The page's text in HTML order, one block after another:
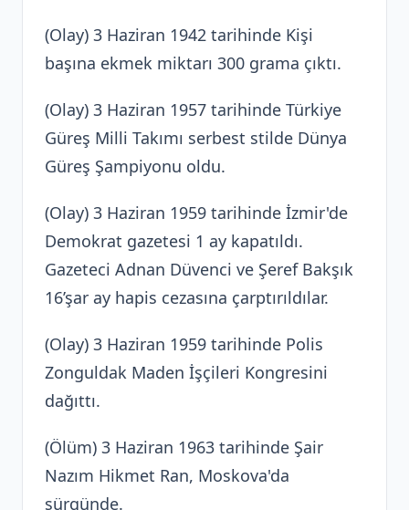
(Olay) 3 Haziran 1942 tarihinde Kişi
başına ekmek miktarı 300 grama çıktı.
(Olay) 3 Haziran 1957 tarihinde Türkiye
Güreş Milli Takımı serbest stilde Dünya
Güreş Şampiyonu oldu.
(Olay) 3 Haziran 1959 tarihinde İzmir'de
Demokrat gazetesi 1 ay kapatıldı.
Gazeteci Adnan Düvenci ve Şeref Bakşık
16’şar ay hapis cezasına çarptırıldılar.
(Olay) 3 Haziran 1959 tarihinde Polis
Zonguldak Maden İşçileri Kongresini
dağıttı.
(Ölüm) 3 Haziran 1963 tarihinde Şair
Nazım Hikmet Ran, Moskova'da
sürgünde.